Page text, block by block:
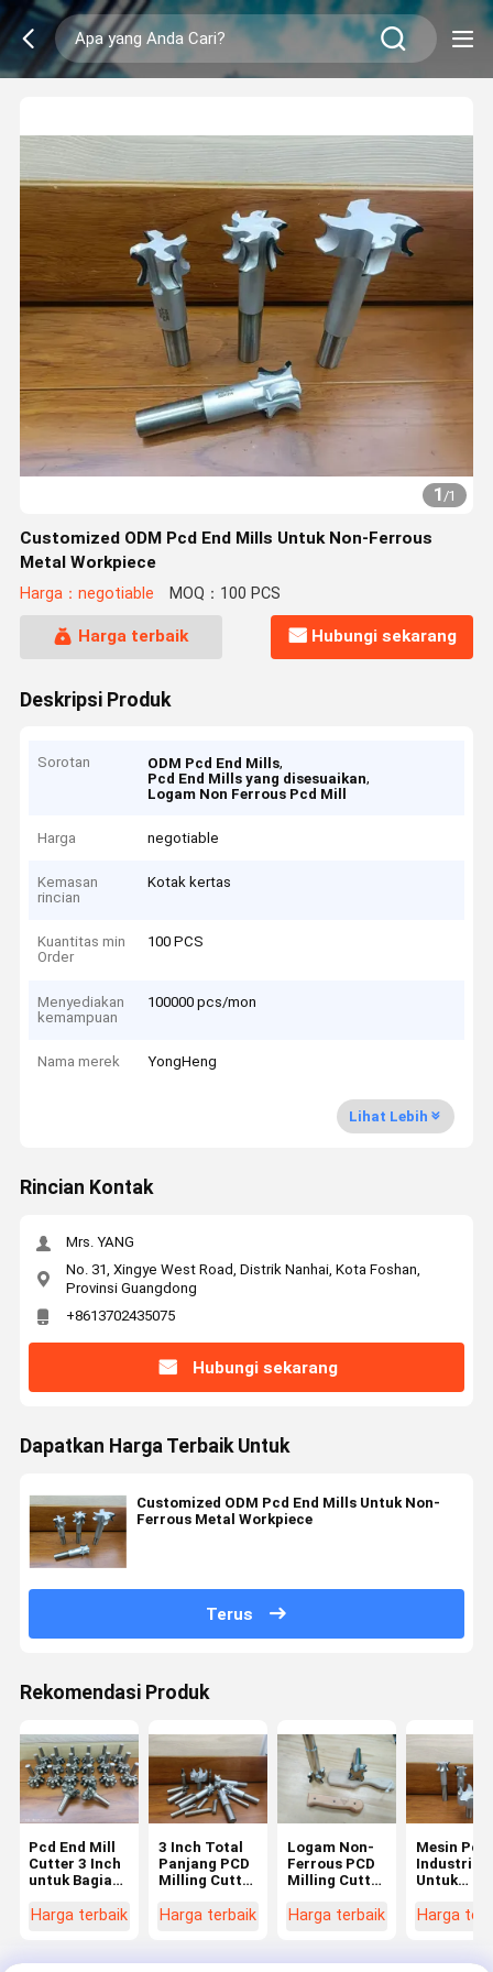
1/1
Customized ODM Pcd End Mills Untuk Non-Ferrous
Metal Workpiece
Harga：negotiable MOQ：100 PCS
Harga terbaik Hubungi sekarang
Deskripsi Produk
Sorotan ODM Pcd End Mills,
Pcd End Mills yang disesuaikan,
Logam Non Ferrous Pcd Mill
Harga negotiable
Kemasan
rincian
Kotak kertas
Kuantitas min
Order
100 PCS
Menyediakan
kemampuan
100000 pcs/mon
Nama merek YongHeng
Lihat Lebih
Rincian Kontak
Mrs. YANG
No. 31, Xingye West Road, Distrik Nanhai, Kota Foshan,
Provinsi Guangdong
+8613702435075
Hubungi sekarang
Dapatkan Harga Terbaik Untuk
Customized ODM Pcd End Mills Untuk Non-
Ferrous Metal Workpiece
Terus
Rekomendasi Produk
Pcd End Mill
Cutter 3 Inch
untuk Bagian
Harga terbaik
3 Inch Total
Panjang PCD
Milling Cutter
Tinggi Untuk
Harga terbaik
Logam Non-
Ferrous PCD
Milling Cutter
Panjang
Aerospace
Harga terbaik
Mesin Pcd
Industri
Untuk
Harga